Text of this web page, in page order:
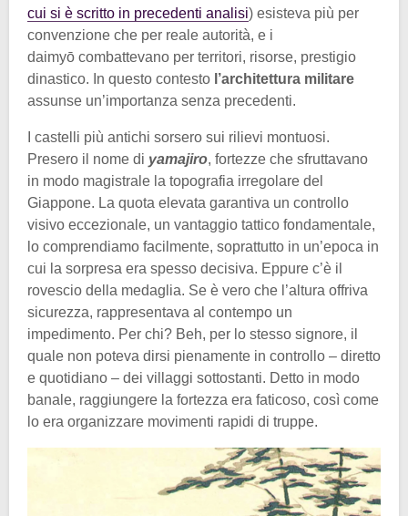
cui si è scritto in precedenti analisi) esisteva più per
convenzione che per reale autorità, e i
daimyō combattevano per territori, risorse, prestigio
dinastico. In questo contesto l’architettura militare
assunse un’importanza senza precedenti.
I castelli più antichi sorsero sui rilievi montuosi.
Presero il nome di yamajiro, fortezze che sfruttavano
in modo magistrale la topografia irregolare del
Giappone. La quota elevata garantiva un controllo
visivo eccezionale, un vantaggio tattico fondamentale,
lo comprendiamo facilmente, soprattutto in un’epoca in
cui la sorpresa era spesso decisiva. Eppure c’è il
rovescio della medaglia. Se è vero che l’altura offriva
sicurezza, rappresentava al contempo un
impedimento. Per chi? Beh, per lo stesso signore, il
quale non poteva dirsi pienamente in controllo – diretto
e quotidiano – dei villaggi sottostanti. Detto in modo
banale, raggiungere la fortezza era faticoso, così come
lo era organizzare movimenti rapidi di truppe.